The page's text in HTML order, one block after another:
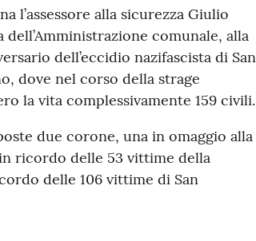
l’assessore alla sicurezza Giulio
comunale, alla
dell’eccidio nazifascista di San
dove nel corso della strage
la vita complessivamente 159 civili.
due corone, una in omaggio alla
ricordo delle 53 vittime della
delle 106 vittime di San